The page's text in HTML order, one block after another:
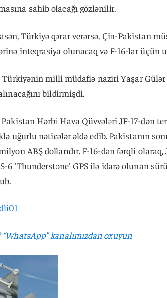
sahib olacağı gözlənilir.
Türkiyə qərar verərsə, Çin-Pakistan
inteqrasiya olunacaq və F-16-lar üçün
Türkiyənin milli müdafiə naziri Yaşar Gülər
bildirmişdi.
Pakistan Hərbi Hava Qüvvələri JF-17-dən
uğurlu nəticələr əldə edib. Pakistanın
ABŞ dollarıdır. F-16-dan fərqli
6 'Thunderstone' GPS ilə idarə olunan
kanalımızdan oxuyun